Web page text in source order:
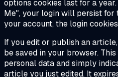
options cookies last for a
Me", your login will persist for
your account, the login
If you edit or publish an
be saved in your browser.
personal data and simply
article you just edited. It